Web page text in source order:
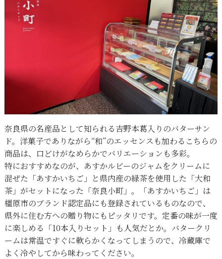
奈良県の名産品として知られる吉野本葛入りのバターサン
ド。洋菓子でありながら“和”のエッセンスも加わるこちらの
商品は、口どけがなめらかでバリエーションも多彩。
特におすすめなのが、あすかルビーのジャムをクリームに
混ぜた「あすかいちご」と県内産の緑茶を使用した「大和
茶」がセットになった「奈良小町」。「あすかいちご」は
橿原市のブランド認定品にも登録されているものなので、
県外に住む方への贈り物にもピッタリです。定番の味が一度
に楽しめる「10本入りセット」も人気だとか。バタークリ
ームは常温ですぐに軟らかくなってしまうので、冷蔵庫で
よく冷やしてから味わってください。